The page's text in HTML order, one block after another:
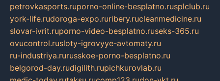
petrovkasports.ruporno-online-besplatno.rusplclub.ru
york-life.rudoroga-expo.ruribery.rucleanmedicine.ru
slovar-ivrit.ruporno-video-besplatno.ruseks-365.ru
ovucontrol.rusloty-igrovyye-avtomaty.ru
ru-industriya.rurusskoe-porno-besplatno.ru
belgorod-day.rudigilith.rupichkurovlab.ru